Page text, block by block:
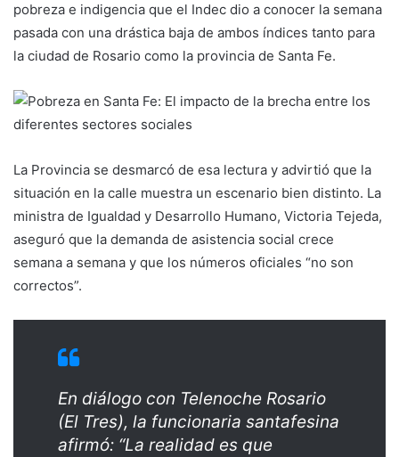
pobreza e indigencia que el Indec dio a conocer la semana
pasada con una drástica baja de ambos índices tanto para
la ciudad de Rosario como la provincia de Santa Fe.
La Provincia se desmarcó de esa lectura y advirtió que la
situación en la calle muestra un escenario bien distinto. La
ministra de Igualdad y Desarrollo Humano, Victoria Tejeda,
aseguró que la demanda de asistencia social crece
semana a semana y que los números oficiales “no son
correctos”.
En diálogo con Telenoche Rosario
(El Tres), la funcionaria santafesina
afirmó: “La realidad es que